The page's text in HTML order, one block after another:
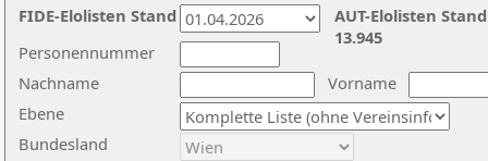
Nachname
Vorname
Ebene
Personennummer
Bundesland
AUT-Elolisten
13.945
FIDE-Elolisten Stand